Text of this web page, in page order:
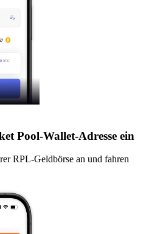
Pool-Wallet-Adresse ein
RPL-Geldbörse an und fahren